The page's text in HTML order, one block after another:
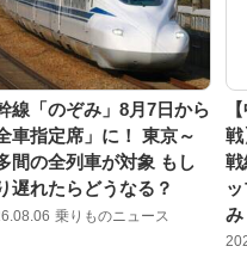
線「のぞみ」8月7日から
車指定席」に！ 東京～
間の全列車が対象 もし
遅れたらどうなる？
乗りものニュース
戦
戦
み